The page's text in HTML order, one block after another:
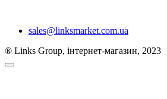
sales@linksmarket.com.ua
® Links Group, інтернет-магазин, 2023